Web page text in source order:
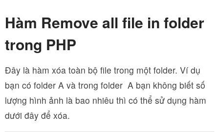
Hàm Remove all file in folder
trong PHP
Đây là hàm xóa toàn bộ file trong một folder. Ví dụ
bạn có folder A và trong folder A bạn không biết số
lượng hình ảnh là bao nhiêu thì có thể sử dụng hàm
dưới đây để xóa.